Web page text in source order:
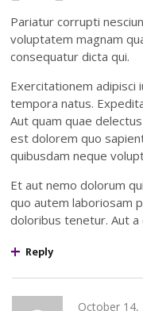
Pariatur corrupti
voluptatem magnam
consequatur dicta qui.
Exercitationem
tempora natus.
Aut quam quae
est dolorem quo
quibusdam neque
Et aut nemo dolorum
quo autem laboriosam
doloribus tenetur. Aut
Reply
October 14,